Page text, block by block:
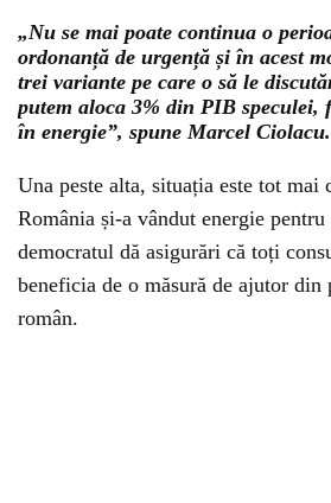
„Nu se mai poate continua o
ordonanță de urgență și în acest
trei variante pe care o să le
putem aloca 3% din PIB speculei,
în energie”, spune Marcel Ciolacu.
Una peste alta, situația este tot mai
România și-a vândut energie
democratul dă asigurări că toți
beneficia de o măsură de ajutor din
român.